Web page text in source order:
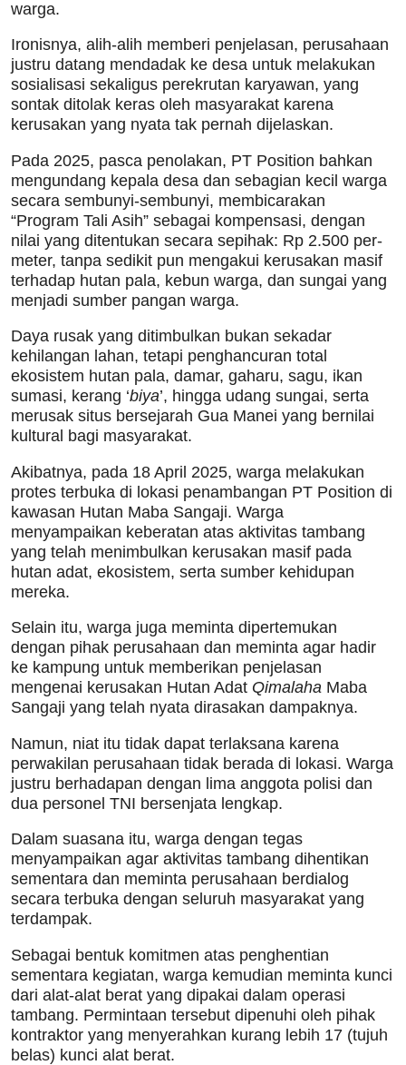
warga.
Ironisnya, alih-alih memberi penjelasan, perusahaan
justru datang mendadak ke desa untuk melakukan
sosialisasi sekaligus perekrutan karyawan, yang
sontak ditolak keras oleh masyarakat karena
kerusakan yang nyata tak pernah dijelaskan.
Pada 2025, pasca penolakan, PT Position bahkan
mengundang kepala desa dan sebagian kecil warga
secara sembunyi-sembunyi, membicarakan
“Program Tali Asih” sebagai kompensasi, dengan
nilai yang ditentukan secara sepihak: Rp 2.500 per-
meter, tanpa sedikit pun mengakui kerusakan masif
terhadap hutan pala, kebun warga, dan sungai yang
menjadi sumber pangan warga.
Daya rusak yang ditimbulkan bukan sekadar
kehilangan lahan, tetapi penghancuran total
ekosistem hutan pala, damar, gaharu, sagu, ikan
sumasi, kerang ‘biya’, hingga udang sungai, serta
merusak situs bersejarah Gua Manei yang bernilai
kultural bagi masyarakat.
Akibatnya, pada 18 April 2025, warga melakukan
protes terbuka di lokasi penambangan PT Position di
kawasan Hutan Maba Sangaji. Warga
menyampaikan keberatan atas aktivitas tambang
yang telah menimbulkan kerusakan masif pada
hutan adat, ekosistem, serta sumber kehidupan
mereka.
Selain itu, warga juga meminta dipertemukan
dengan pihak perusahaan dan meminta agar hadir
ke kampung untuk memberikan penjelasan
mengenai kerusakan Hutan Adat Qimalaha Maba
Sangaji yang telah nyata dirasakan dampaknya.
Namun, niat itu tidak dapat terlaksana karena
perwakilan perusahaan tidak berada di lokasi. Warga
justru berhadapan dengan lima anggota polisi dan
dua personel TNI bersenjata lengkap.
Dalam suasana itu, warga dengan tegas
menyampaikan agar aktivitas tambang dihentikan
sementara dan meminta perusahaan berdialog
secara terbuka dengan seluruh masyarakat yang
terdampak.
Sebagai bentuk komitmen atas penghentian
sementara kegiatan, warga kemudian meminta kunci
dari alat-alat berat yang dipakai dalam operasi
tambang. Permintaan tersebut dipenuhi oleh pihak
kontraktor yang menyerahkan kurang lebih 17 (tujuh
belas) kunci alat berat.